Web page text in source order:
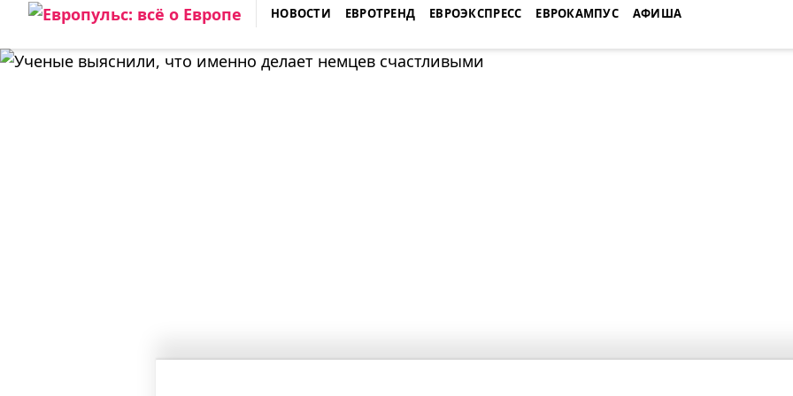
Skip
content
ЕВРОПУЛЬС: ВСЁ О ЕВРОПЕ
НОВОСТИ ЕВРОТРЕНД ЕВРОЭКСПРЕСС ЕВРОКАМПУС АФИША